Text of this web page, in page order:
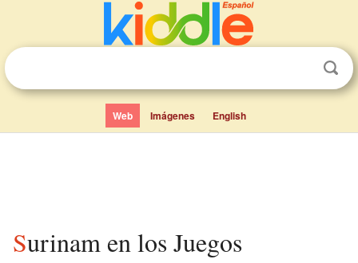
Web Imágenes English
Surinam en los Juegos